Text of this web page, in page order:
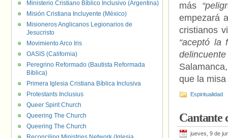
más
empezará
cristianos
“aceptó la
que la
Espiritualidad
Cantante
jueves, 9 de
Ministerio Cristiano Bíblico Inclusivo (Argentina)
Misión Cristiana Incluyente (México)
Misioneros Anglicanos Legionarios de
Jesucristo
Movimiento Arco Iris
OASIS (California)
Peregrino Reformado (Bautista Reformada
Bíblica)
Primera Iglesia Cristiana Bíblica Inclusiva
Protestants Inclusius
Queer Spirit Church
Queering The Church
Queering The Church